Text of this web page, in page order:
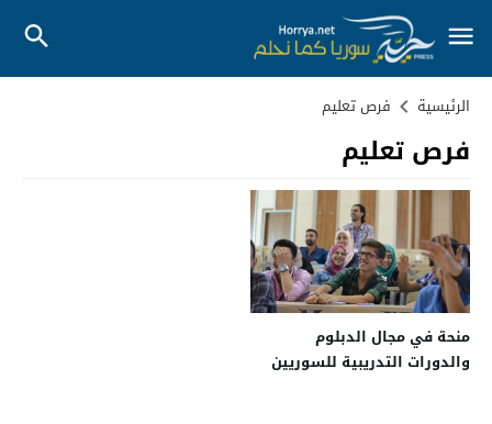
الرئيسية فرص تعليم
فرص تعليم
منحة في مجال الدبلوم
والدورات التدريبية للسوريين